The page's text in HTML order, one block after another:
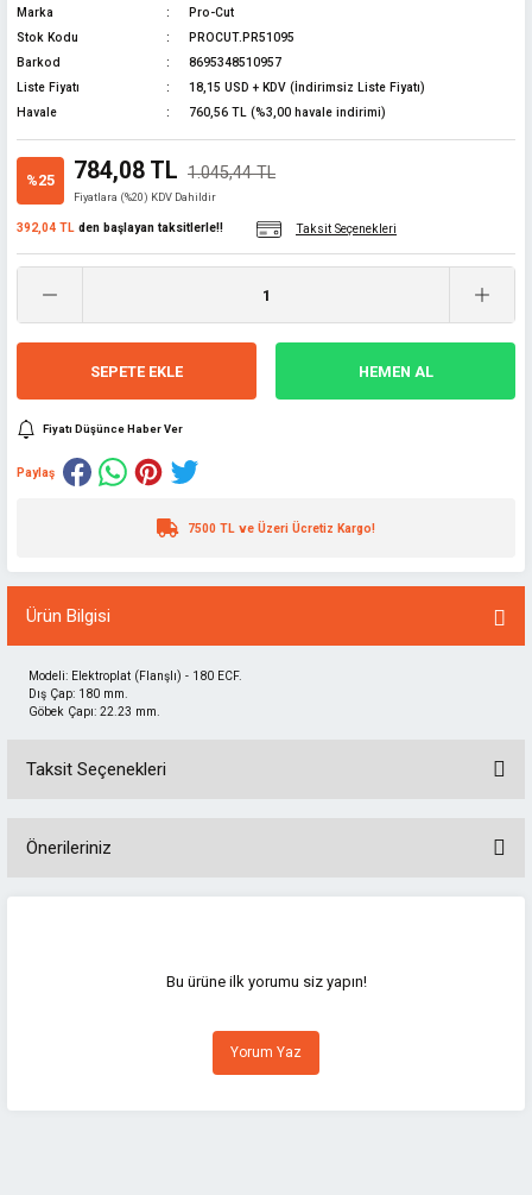
Marka
Pro-Cut
Stok Kodu
PROCUT.PR51095
Barkod
8695348510957
Liste Fiyatı
18,15 USD + KDV (İndirimsiz Liste Fiyatı)
Havale
760,56 TL (%3,00 havale indirimi)
%25 784,08 TL 1.045,44 TL
Fiyatlara (%20) KDV Dahildir
392,04 TL den başlayan taksitlerle!! Taksit Seçenekleri
SEPETE EKLE HEMEN AL
Fiyatı Düşünce Haber Ver
Paylaş
7500 TL ve Üzeri Ücretiz Kargo!
Ürün Bilgisi
Modeli: Elektroplat (Flanşlı) - 180 ECF.
Dış Çap: 180 mm.
Göbek Çapı: 22.23 mm.
Taksit Seçenekleri
Önerileriniz
Görüş ve önerileriniz için teşekkür ederiz.
Ürün resmi kalitesiz, bozuk veya görüntülenemiyor.
Ürün açıklamasında eksik bilgiler bulunuyor.
Bu ürüne ilk yorumu siz yapın!
Yorum Yaz